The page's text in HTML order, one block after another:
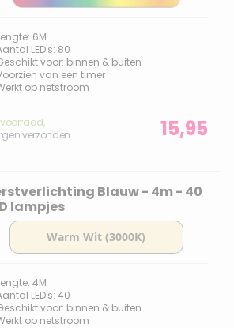
6M
LED's: 80
voor: binnen & buiten
van een timer
op netstroom
verzonden
15,95
Blauw - 4m - 40
lampjes
4M
LED's: 40
voor: binnen & buiten
op netstroom